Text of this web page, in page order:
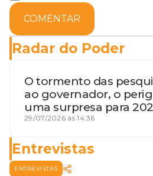
COMENTAR
Radar do Poder
O tormento das
ao governador, o
uma surpresa para
terceira guerra mundial
29/07/2026 às 14:36
Entrevistas
ENTREVISTAS